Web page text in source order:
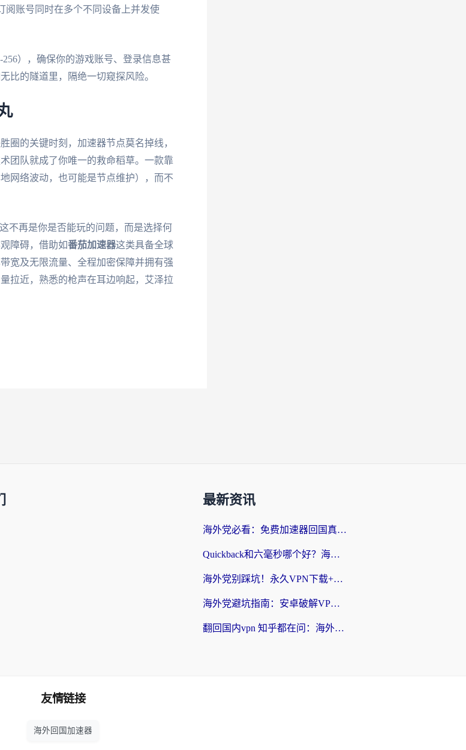
阅账号同时在多个不同设备上并发使
），确保你的游戏账号、登录信息甚
比的隧道里，隔绝一切窥探风险。
圈的关键时刻，加速器节点莫名掉线，
团队就成了你唯一的救命稻草。一款靠
网络波动，也可能是节点维护），而不
再是你是否能玩的问题，而是选择何
障碍，借助如番茄加速器这类具备全球
宽及无限流量、全程加密保障并拥有强
拉近，熟悉的枪声在耳边响起，艾泽拉
最新资讯
海外党必看：免费加速器回国真的靠谱吗？3步教你选到好用的归雁替代
Quickback和六毫秒哪个好？海外党亲测：选对回国加速器，无缝刷剧办公不再愁
海外党别踩坑！永久VPN下载+回国加速器选择指南，无缝刷国内剧游戏支付
海外党避坑指南：安卓破解VPN真的靠谱吗？教你选对回国加速器无缝刷国内资源
翻回国内vpn 知乎都在问：海外党如何选对加速器，无缝刷剧打游戏？
友情链接
海外回国加速器